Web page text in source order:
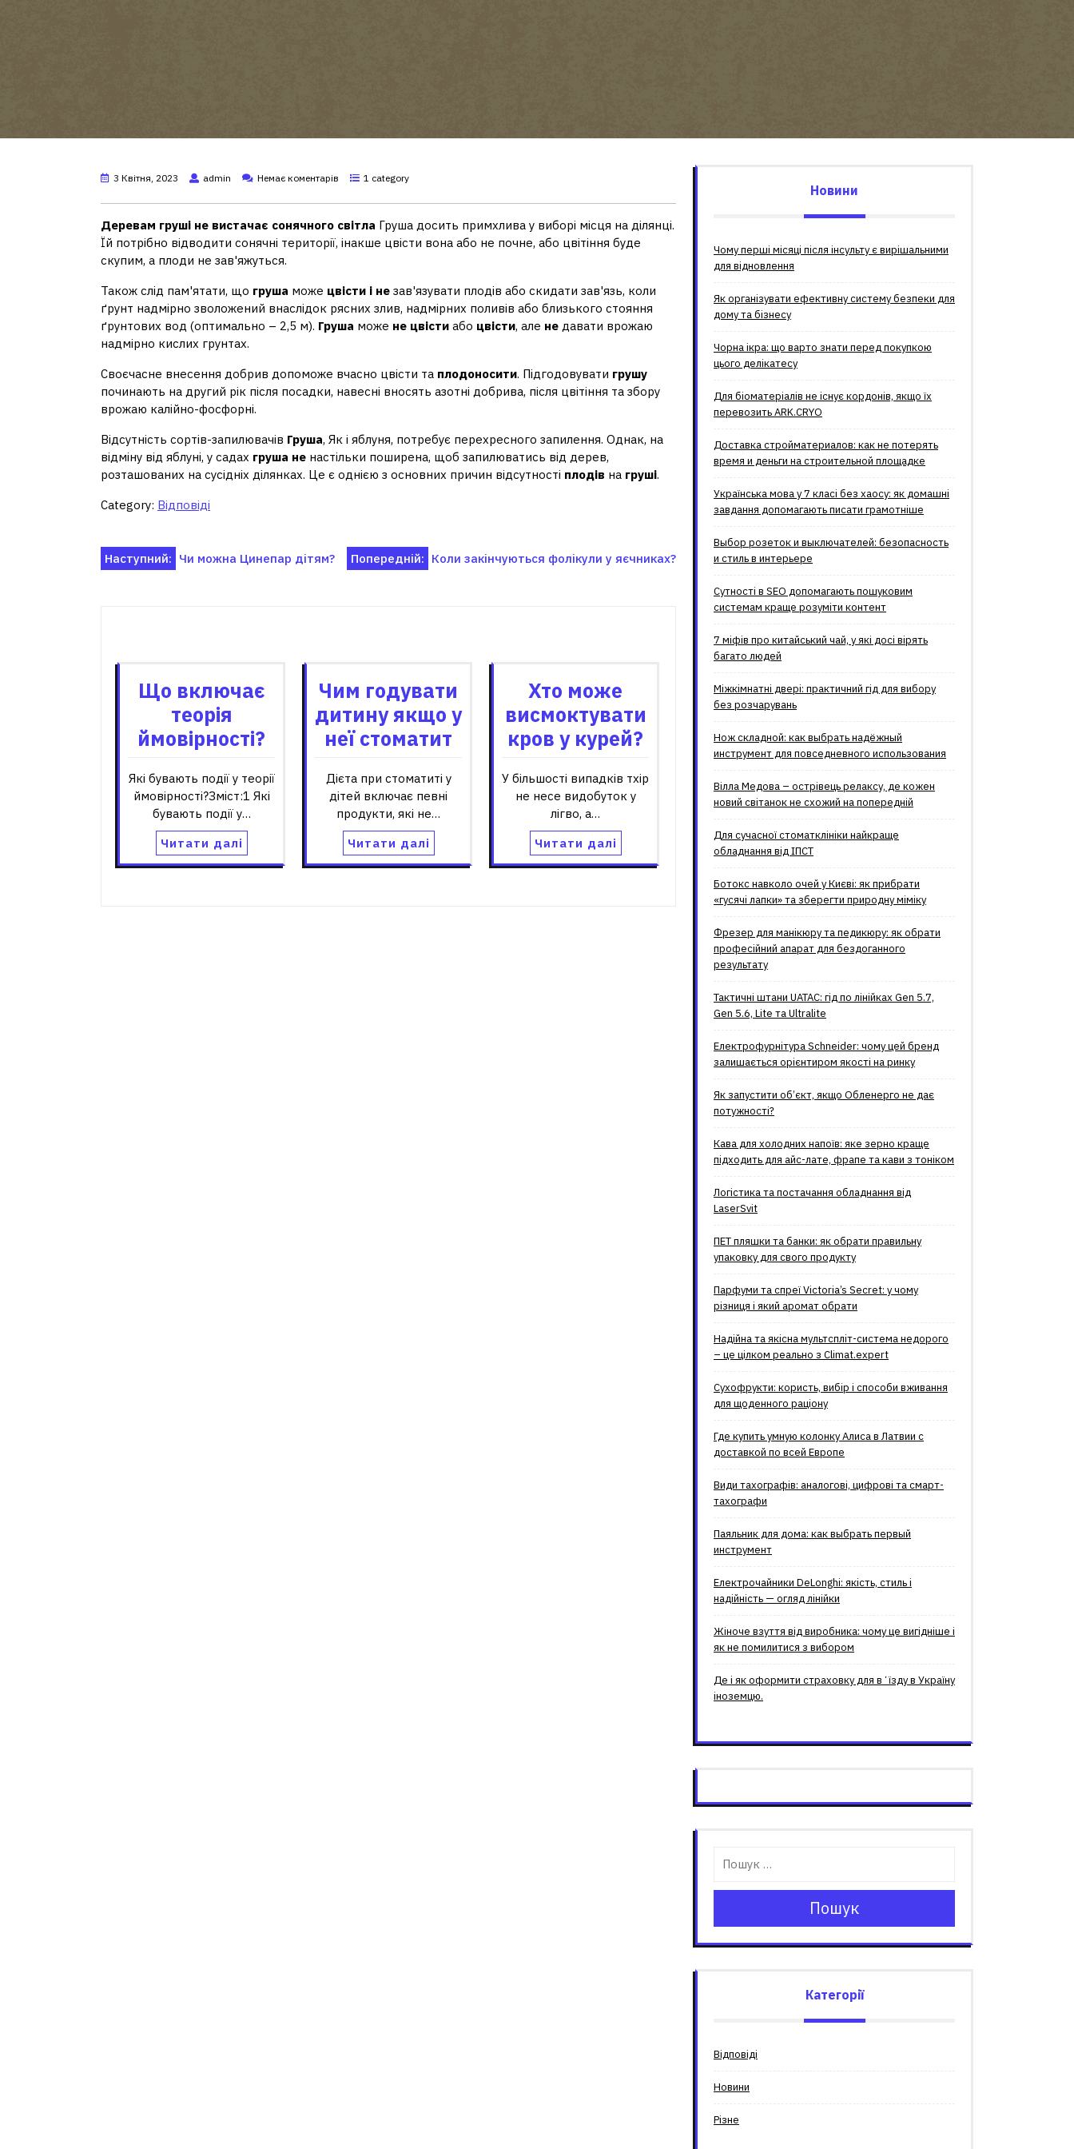
3 Квітня, 2023 admin Немає коментарів 1 category
Деревам груші не вистачає сонячного світла Груша досить примхлива у виборі місця на ділянці.
Їй потрібно відводити сонячні території, інакше цвісти вона або не почне, або цвітіння буде
скупим, а плоди не зав'яжуться.
Також слід пам'ятати, що груша може цвісти і не зав'язувати плодів або скидати зав'язь, коли
ґрунт надмірно зволожений внаслідок рясних злив, надмірних поливів або близького стояння
ґрунтових вод (оптимально – 2,5 м). Груша може не цвісти або цвісти, але не давати врожаю
надмірно кислих грунтах.
Своєчасне внесення добрив допоможе вчасно цвісти та плодоносити. Підгодовувати грушу
починають на другий рік після посадки, навесні вносять азотні добрива, після цвітіння та збору
врожаю калійно-фосфорні.
Відсутність сортів-запилювачів Груша, Як і яблуня, потребує перехресного запилення. Однак, на
відміну від яблуні, у садах груша не настільки поширена, щоб запилюватись від дерев,
розташованих на сусідніх ділянках. Це є однією з основних причин відсутності плодів на груші.
Category: Відповіді
Навігація
Попередній: Коли закінчуються фолікули у яєчниках?
Наступний: Чи можна Цинепар дітям?
Що включає
теорія
ймовірності?
Які бувають події у теорії
ймовірності?Зміст:1 Які
бувають події у…
Читати далі
Чим годувати
дитину якщо у
неї стоматит
Дієта при стоматиті у
дітей включає певні
продукти, які не…
Читати далі
Хто може
висмоктувати
кров у курей?
У більшості випадків тхір
не несе видобуток у
лігво, а…
Читати далі
Новини
Чому перші місяці після інсульту є вирішальними
для відновлення
Як організувати ефективну систему безпеки для
дому та бізнесу
Чорна ікра: що варто знати перед покупкою
цього делікатесу
Для біоматеріалів не існує кордонів, якщо їх
перевозить ARK.CRYO
Доставка стройматериалов: как не потерять
время и деньги на строительной площадке
Українська мова у 7 класі без хаосу: як домашні
завдання допомагають писати грамотніше
Выбор розеток и выключателей: безопасность
и стиль в интерьере
Сутності в SEO допомагають пошуковим
системам краще розуміти контент
7 міфів про китайський чай, у які досі вірять
багато людей
Міжкімнатні двері: практичний гід для вибору
без розчарувань
Нож складной: как выбрать надёжный
инструмент для повседневного использования
Вілла Медова – острівець релаксу, де кожен
новий світанок не схожий на попередній
Для сучасної стоматклініки найкраще
обладнання від ІПСТ
Ботокс навколо очей у Києві: як прибрати
«гусячі лапки» та зберегти природну міміку
Фрезер для манікюру та педикюру: як обрати
професійний апарат для бездоганного
результату
Тактичні штани UATAC: гід по лінійках Gen 5.7,
Gen 5.6, Lite та Ultralite
Електрофурнітура Schneider: чому цей бренд
залишається орієнтиром якості на ринку
Як запустити об’єкт, якщо Обленерго не дає
потужності?
Кава для холодних напоїв: яке зерно краще
підходить для айс-лате, фрапе та кави з тоніком
Логістика та постачання обладнання від
LaserSvit
ПЕТ пляшки та банки: як обрати правильну
упаковку для свого продукту
Парфуми та спреї Victoria’s Secret: у чому
різниця і який аромат обрати
Надійна та якісна мультспліт-система недорого
– це цілком реально з Climat.еxpert
Сухофрукти: користь, вибір і способи вживання
для щоденного раціону
Где купить умную колонку Алиса в Латвии с
доставкой по всей Европе
Види тахографів: аналогові, цифрові та смарт-
тахографи
Паяльник для дома: как выбрать первый
инструмент
Електрочайники DeLonghi: якість, стиль і
надійність — огляд лінійки
Жіноче взуття від виробника: чому це вигідніше і
як не помилитися з вибором
Де і як оформити страховку для вʼїзду в Україну
іноземцю.
Пошук
Категорії
Відповіді
Новини
Різне